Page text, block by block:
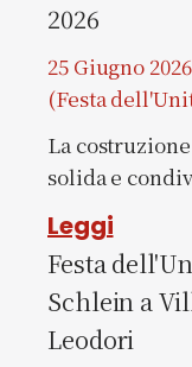
2026
25 Giugno
(Festa
La
solida e
Leggi
Festa
Schlein a
Leodori